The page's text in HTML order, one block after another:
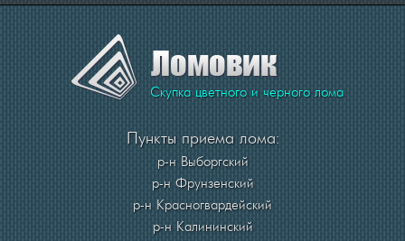
Скупка цветного и черного лома
Пункты приема лома:
р-н Выборгский
р-н Фрунзенский
р-н Красногвардейский
р-н Калининский